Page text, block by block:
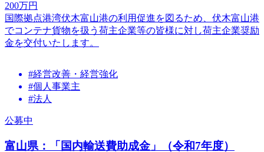
200万円
国際拠点港湾伏木富山港の利用促進を図るため、伏木富山港
でコンテナ貨物を扱う荷主企業等の皆様に対し荷主企業奨励
金を交付いたします。
#経営改善・経営強化
#個人事業主
#法人
公募中
富山県：「国内輸送費助成金」（令和7年度）